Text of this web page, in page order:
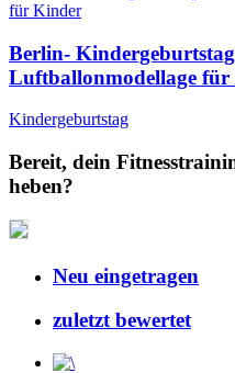
Berlin-
Luftballonmodellage
Kindergeburtstag
Bereit, dein
heben?
Neu eingetragen
zuletzt bewertet